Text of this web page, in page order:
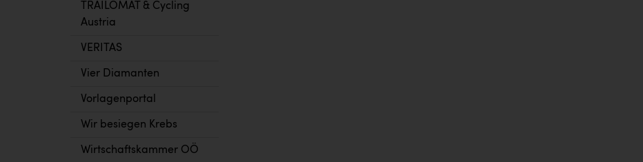
TRAILOMAT & Cycling
Austria
VERITAS
Vier Diamanten
Vorlagenportal
Wir besiegen Krebs
Wirtschaftskammer OÖ